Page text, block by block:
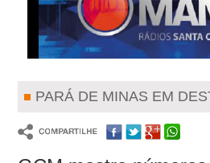
PARÁ DE MINAS EM